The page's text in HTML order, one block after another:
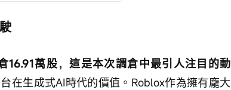
16.91萬股，這是本次調倉中最引人注目的動
在生成式AI時代的價值。Roblox作為擁有龐大